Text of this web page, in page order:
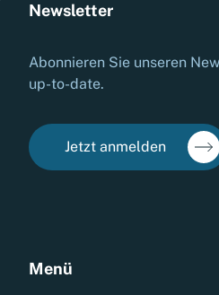
Menü
Newsletter
Abonnieren Sie unseren
up-to-date.
Jetzt anmelden